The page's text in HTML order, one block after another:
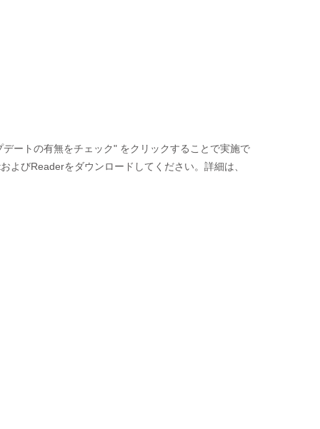
ートの有無をチェック" をクリックすることで実施で
よびReaderをダウンロードしてください。詳細は、